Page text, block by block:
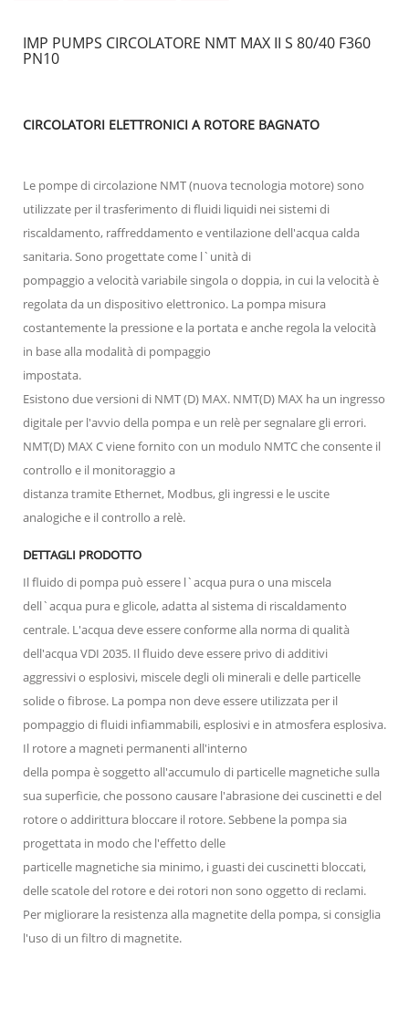
IMP PUMPS CIRCOLATORE NMT MAX II S 80/40 F360
PN10
CIRCOLATORI ELETTRONICI A ROTORE BAGNATO
Le pompe di circolazione NMT (nuova tecnologia motore) sono
utilizzate per il trasferimento di fluidi liquidi nei sistemi di
riscaldamento, raffreddamento e ventilazione dell'acqua calda
sanitaria. Sono progettate come l`unità di
pompaggio a velocità variabile singola o doppia, in cui la velocità è
regolata da un dispositivo elettronico. La pompa misura
costantemente la pressione e la portata e anche regola la velocità
in base alla modalità di pompaggio
impostata.
Esistono due versioni di NMT (D) MAX. NMT(D) MAX ha un ingresso
digitale per l'avvio della pompa e un relè per segnalare gli errori.
NMT(D) MAX C viene fornito con un modulo NMTC che consente il
controllo e il monitoraggio a
distanza tramite Ethernet, Modbus, gli ingressi e le uscite
analogiche e il controllo a relè.
DETTAGLI PRODOTTO
Il fluido di pompa può essere l`acqua pura o una miscela
dell`acqua pura e glicole, adatta al sistema di riscaldamento
centrale. L'acqua deve essere conforme alla norma di qualità
dell'acqua VDI 2035. Il fluido deve essere privo di additivi
aggressivi o esplosivi, miscele degli oli minerali e delle particelle
solide o fibrose. La pompa non deve essere utilizzata per il
pompaggio di fluidi infiammabili, esplosivi e in atmosfera esplosiva.
Il rotore a magneti permanenti all'interno
della pompa è soggetto all'accumulo di particelle magnetiche sulla
sua superficie, che possono causare l'abrasione dei cuscinetti e del
rotore o addirittura bloccare il rotore. Sebbene la pompa sia
progettata in modo che l'effetto delle
particelle magnetiche sia minimo, i guasti dei cuscinetti bloccati,
delle scatole del rotore e dei rotori non sono oggetto di reclami.
Per migliorare la resistenza alla magnetite della pompa, si consiglia
l'uso di un filtro di magnetite.